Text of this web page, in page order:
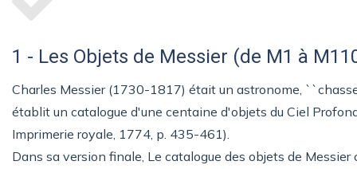
1 - Les Objets de Messier (de M1 à
Charles Messier (1730-1817) était un astronome,
établit un catalogue d'une centaine d'objets du Ciel
Imprimerie royale,‎ 1774, p. 435-461).
Dans sa version finale, Le catalogue des objets de